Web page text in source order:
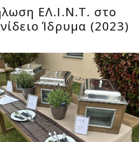
ΕΛ.Ι.Ν.Τ. στο
Ίδρυμα (2023)